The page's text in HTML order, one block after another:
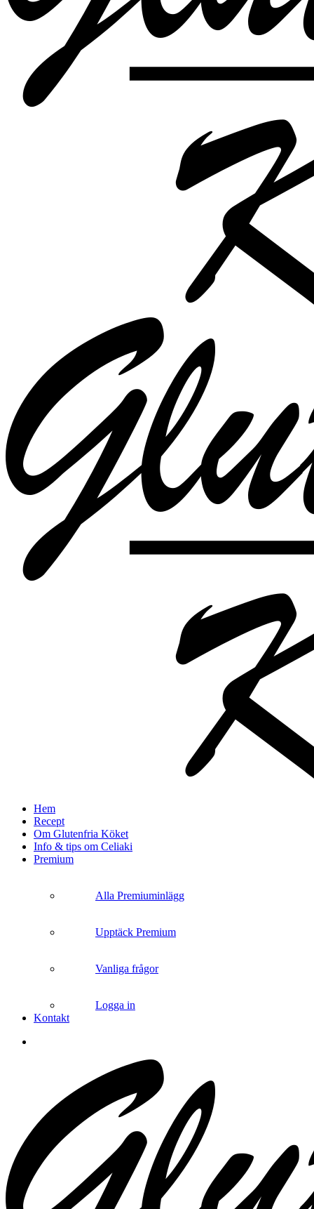
search
Menu
Hem
Recept
Om Glutenfria Köket
Info & tips om Celiaki
Premium
Alla Premiuminlägg
Upptäck Premium
Vanliga frågor
Logga in
Kontakt